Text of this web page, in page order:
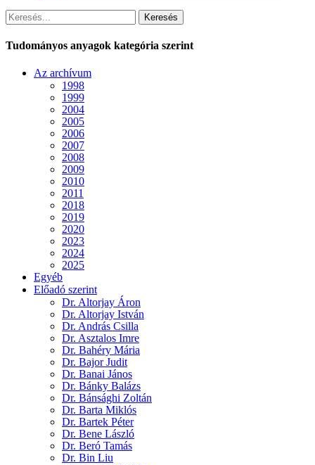
Keresés
Tudományos anyagok kategória szerint
Az archívum
1998
1999
2004
2005
2006
2007
2008
2009
2010
2011
2018
2019
2020
2023
2024
2025
Egyéb
Előadó szerint
Dr. Altorjay Áron
Dr. Altorjay István
Dr. András Csilla
Dr. Asztalos Imre
Dr. Bahéry Mária
Dr. Bajor Judit
Dr. Banai János
Dr. Bánky Balázs
Dr. Bánsághi Zoltán
Dr. Barta Miklós
Dr. Bartek Péter
Dr. Bene László
Dr. Beró Tamás
Dr. Bin Liu